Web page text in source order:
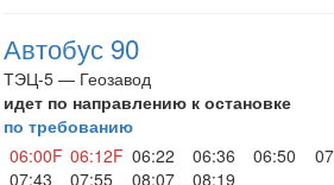
Автобус 90
ТЭЦ-5 — Геозавод
идет по направлению к остановке
по требованию
06:00F 06:12F 06:22 06:36 06:50
07:43
07:55 08:07 08:19